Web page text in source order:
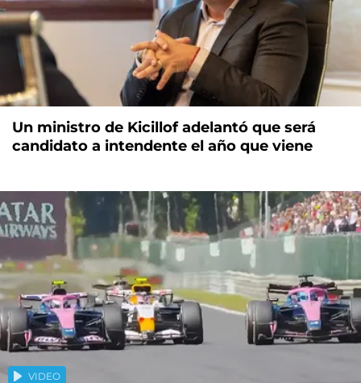
Un ministro de Kicillof adelantó que será
candidato a intendente el año que viene
VIDEO